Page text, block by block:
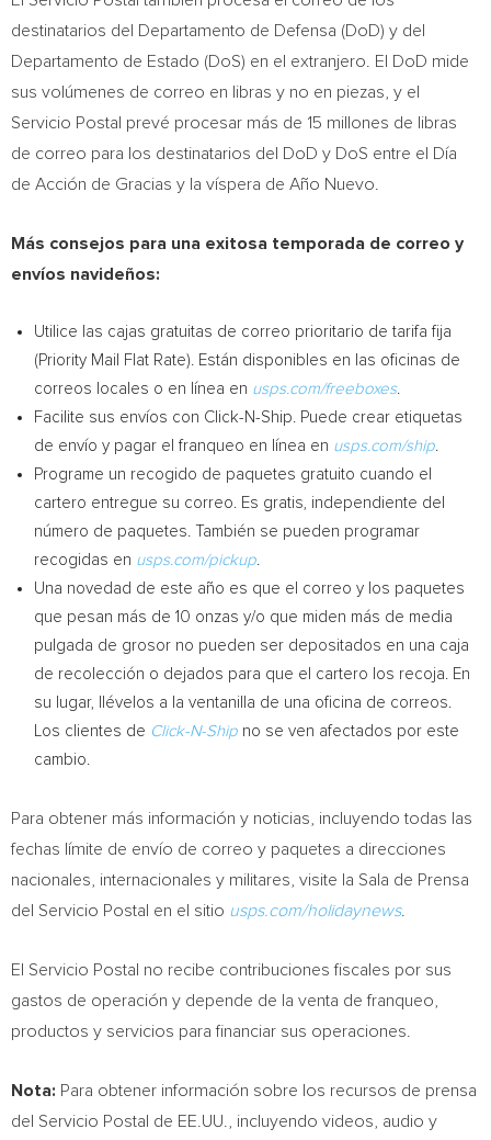
destinatarios del Departamento de Defensa (DoD) y del
Departamento de Estado (DoS) en el extranjero. El DoD mide
sus volúmenes de correo en libras y no en piezas, y el
Servicio Postal prevé procesar más de 15 millones de libras
de correo para los destinatarios del DoD y DoS entre el Día
de Acción de Gracias y la víspera de Año Nuevo.
Más consejos para una exitosa temporada de correo y
envíos navideños:
Utilice las cajas gratuitas de correo prioritario de tarifa fija
(Priority Mail Flat Rate). Están disponibles en las oficinas de
correos locales o en línea en usps.com/freeboxes.
Facilite sus envíos con Click-N-Ship. Puede crear etiquetas
de envío y pagar el franqueo en línea en usps.com/ship.
Programe un recogido de paquetes gratuito cuando el
cartero entregue su correo. Es gratis, independiente del
número de paquetes. También se pueden programar
recogidas en usps.com/pickup.
Una novedad de este año es que el correo y los paquetes
que pesan más de 10 onzas y/o que miden más de media
pulgada de grosor no pueden ser depositados en una caja
de recolección o dejados para que el cartero los recoja. En
su lugar, llévelos a la ventanilla de una oficina de correos.
Los clientes de Click-N-Ship no se ven afectados por este
cambio.
Para obtener más información y noticias, incluyendo todas las
fechas límite de envío de correo y paquetes a direcciones
nacionales, internacionales y militares, visite la Sala de Prensa
del Servicio Postal en el sitio usps.com/holidaynews.
El Servicio Postal no recibe contribuciones fiscales por sus
gastos de operación y depende de la venta de franqueo,
productos y servicios para financiar sus operaciones.
Nota: Para obtener información sobre los recursos de prensa
del Servicio Postal de EE.UU., incluyendo videos, audio y